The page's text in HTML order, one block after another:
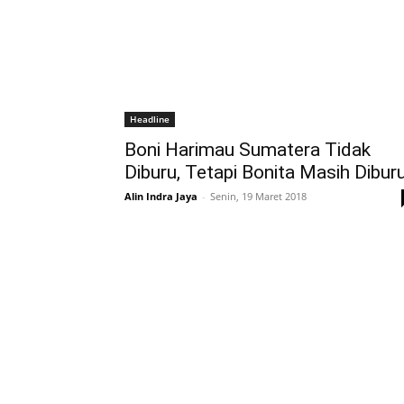
Headline
Boni Harimau Sumatera Tidak
Diburu, Tetapi Bonita Masih
Alin Indra Jaya - Senin, 19 Maret 2018